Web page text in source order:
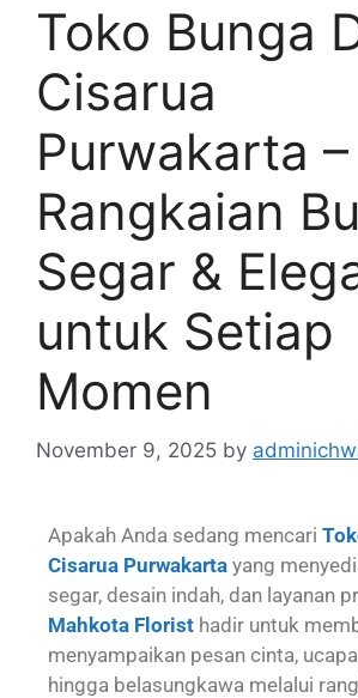
Toko Bunga
Cisarua
Purwakarta –
Rangkaian
Segar &
untuk Setiap
Momen
November 9, 2025 by
Apakah Anda sedang mencari
Cisarua Purwakarta yang
segar, desain indah, dan layanan
Mahkota Florist hadir untuk
menyampaikan pesan cinta,
hingga belasungkawa melalui